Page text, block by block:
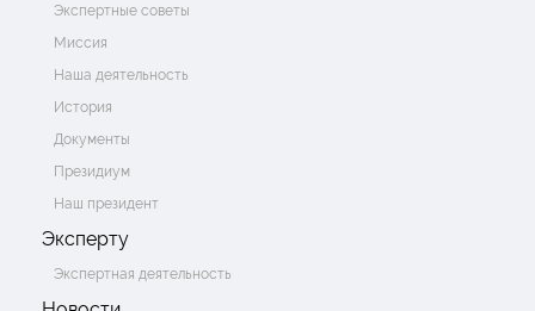
Экспертные советы
Миссия
Наша деятельность
История
Документы
Президиум
Наш президент
Эксперту
Экспертная деятельность